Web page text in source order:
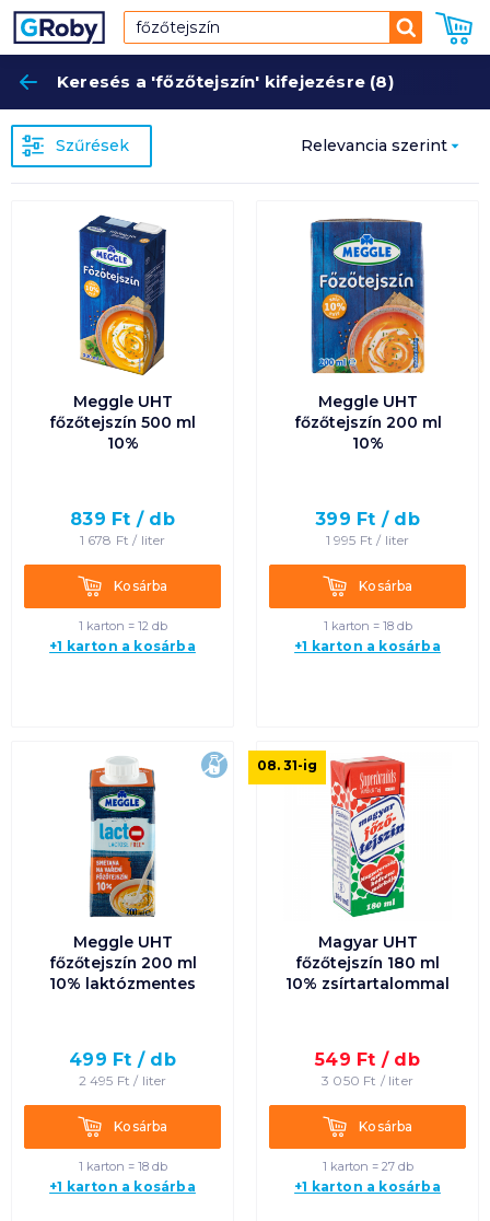
Keresés
Keresés a 'főzőtejszín' kifejezésre (8)
Szűrések Relevancia szerint
Népszerűség
szerint
Ár szerint növekvő
Ár szerint csökkenő
Egységár szerint
Egységár szerint
csökkenő
Termék neve A-Z
Termék neve Z-A
Meggle UHT
főzőtejszín 500 ml
10%
839 Ft / db
1 678 Ft / liter
KosárbaKosárba
1 karton = 12 db
+1 karton a kosárba
Meggle UHT
főzőtejszín 200 ml
10%
399 Ft / db
1 995 Ft / liter
KosárbaKosárba
1 karton = 18 db
+1 karton a kosárba
laktózmentes
Meggle UHT
főzőtejszín 200 ml
10% laktózmentes
499 Ft / db
2 495 Ft / liter
KosárbaKosárba
1 karton = 18 db
+1 karton a kosárba
Magyar UHT
főzőtejszín 180 ml
10% zsírtartalommal
549 Ft / db
3 050 Ft / liter
KosárbaKosárba
1 karton = 27 db
+1 karton a kosárba
08. 31-ig